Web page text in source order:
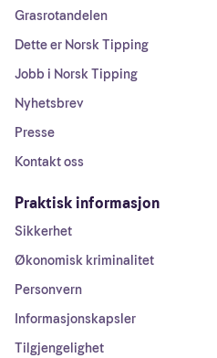
Grasrotandelen
Dette er Norsk Tipping
Jobb i Norsk Tipping
Nyhetsbrev
Presse
Kontakt oss
Praktisk informasjon
Sikkerhet
Økonomisk kriminalitet
Personvern
Informasjonskapsler
Tilgjengelighet